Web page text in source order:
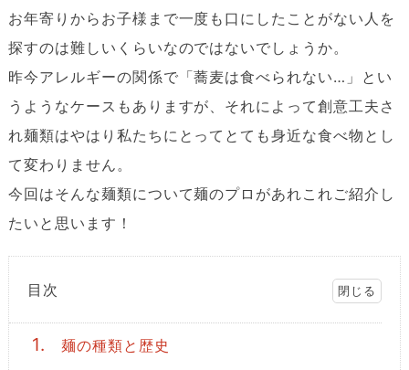
お年寄りからお子様まで一度も口にしたことがない人を
探すのは難しいくらいなのではないでしょうか。
昨今アレルギーの関係で「蕎麦は食べられない…」とい
うようなケースもありますが、それによって創意工夫さ
れ麺類はやはり私たちにとってとても身近な食べ物とし
て変わりません。
今回はそんな麺類について麺のプロがあれこれご紹介し
たいと思います！
目次
1. 麺の種類と歴史